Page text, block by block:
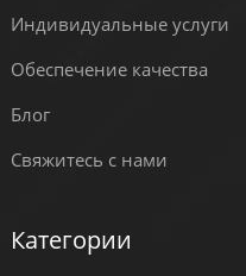
Индивидуальные услуги
Обеспечение качества
Блог
Свяжитесь с нами
Категории